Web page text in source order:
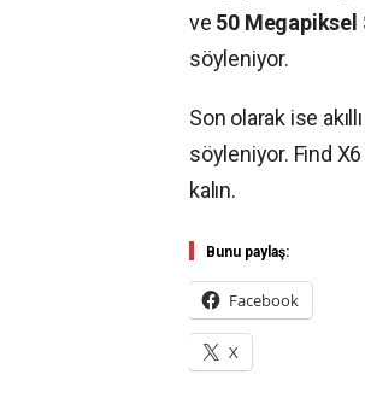
ve 50 Megapiksel
söyleniyor.
Son olarak ise
söyleniyor. Find
kalın.
Bunu paylaş:
Facebook
X